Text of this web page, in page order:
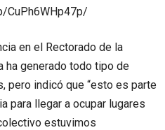
CuPh6WHp47p/
en el Rectorado de la
ha generado todo tipo de
pero indicó que “esto es parte
para llegar a ocupar lugares
estuvimos